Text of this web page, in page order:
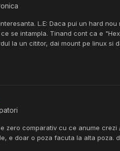
L.E: Daca pui un hard
se intampla. Tinand cont ca e
la un cititor, dai mount pe linux si
zero comparativ cu ce anume
e doar o poza facuta la alta poza.